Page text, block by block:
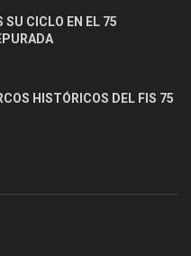
SU CICLO EN EL 75
HISTÓRICOS DEL FIS 75